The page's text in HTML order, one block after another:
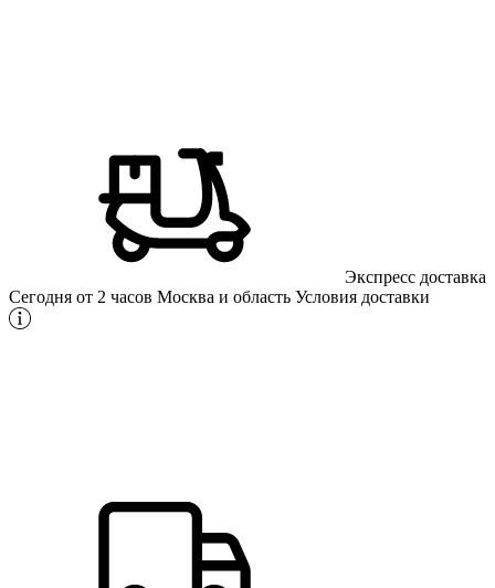
Экспресс доставка
Сегодня от 2 часов Москва и область Условия доставки